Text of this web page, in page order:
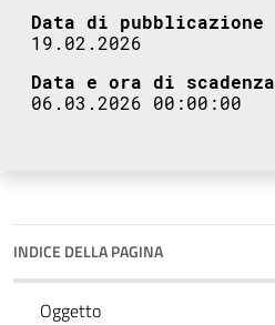
Data di pubblicazione
19.02.2026
Data e ora di scadenza
06.03.2026 00:00:00
INDICE DELLA PAGINA
Oggetto